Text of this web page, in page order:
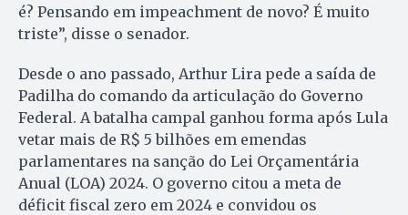
é? Pensando em impeachment de novo? É muito
triste”, disse o senador.
Desde o ano passado, Arthur Lira pede a saída de
Padilha do comando da articulação do Governo
Federal. A batalha campal ganhou forma após Lula
vetar mais de R$ 5 bilhões em emendas
parlamentares na sanção do Lei Orçamentária
Anual (LOA) 2024. O governo citou a meta de
déficit fiscal zero em 2024 e convidou os